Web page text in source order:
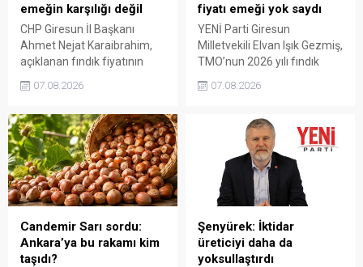
emeğin karşılığı değil
CHP Giresun İl Başkanı
Ahmet Nejat Karaibrahim,
açıklanan fındık fiyatının
karşısında yetersiz kaldığını
emeğinin korunmasını
istedi. Karaibrahim,
sürdürülebilir üretim için
fiyat politikasının yeniden
değerlendirilmesi gerektiğini
söyledi.
07.08.2026
fiyatı emeği yok saydı
YENİ Parti Giresun
Milletvekili Elvan Işık Gezmiş,
TMO’nun 2026 yılı fındık
Açıklanan rakamın üreticinin
karşılamadığını belirten
Gezmiş, “Üreticiyi yok
sayanı, günü geldiğinde
üretici de yok sayacaktır”
dedi.
07.08.2026
Candemir Sarı sordu:
Ankara’ya bu rakamı kim
taşıdı?
Şenyürek: İktidar
üreticiyi daha da
yoksullaştırdı